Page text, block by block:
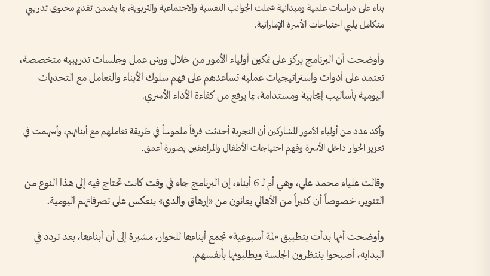
بناء على دراسات علمية وميدانية شملت الجوانب النفسية والاجتماعية والتربوية، بما يضمن تقديم محتوى تدريبي
متكامل يلبي احتياجات الأسرة الإماراتية.
وأوضحت أن البرنامج يركز على تمكين أولياء الأمور من خلال ورش عمل وجلسات تدريبية متخصصة،
تعتمد على أدوات واستراتيجيات عملية تساعدهم على فهم سلوك الأبناء والتعامل مع التحديات
اليومية بأساليب إيجابية ومستدامة، بما يرفع من كفاءة الأداء الأسري.
وأكد عدد من أولياء الأمور المشاركين أن التجربة أحدثت فرقاً ملموساً في طريقة تعاملهم مع أبنائهم، وأسهمت في
تعزيز الحوار داخل الأسرة وفهم احتياجات الأطفال والمراهقين بصورة أعمق.
وقالت علياء محمد علي، وهي أم لـ 6 أبناء، إن البرنامج جاء في وقت كانت تحتاج فيه إلى هذا النوع من
التنوير، خصوصاً أن كثيراً من الأهالي يعانون من «إرهاق والدي» ينعكس على تصرفاتهم اليومية.
وأوضحت أنها بدأت بتطبيق «لمة أسبوعية» تجمع أبناءها للحوار، مشيرة إلى أن أبناءها، بعد تردد في
البداية، أصبحوا ينتظرون الجلسة ويطلبونها بأنفسهم.